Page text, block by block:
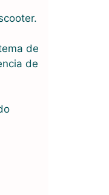
de
de